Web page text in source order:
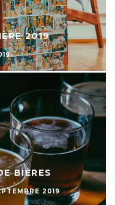
2019
BIÈRES
2019